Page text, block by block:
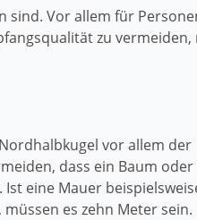
sind. Vor allem für
zu vermeiden,
vor allem der
dass ein Baum oder
eine Mauer
es zehn Meter sein.